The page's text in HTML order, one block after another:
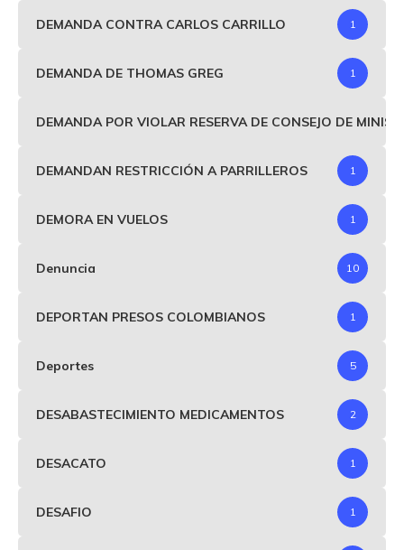
DEMANDA CONTRA CARLOS CARRILLO 1
DEMANDA DE THOMAS GREG 1
DEMANDA POR VIOLAR RESERVA DE CONSEJO DE
DEMANDAN RESTRICCIÓN A PARRILLEROS 1
DEMORA EN VUELOS 1
Denuncia 10
DEPORTAN PRESOS COLOMBIANOS 1
Deportes 5
DESABASTECIMIENTO MEDICAMENTOS 2
DESACATO 1
DESAFIO 1